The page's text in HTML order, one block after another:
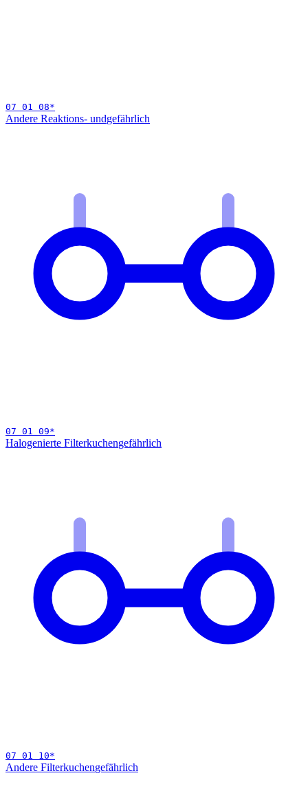
07 01 08*
Andere Reaktions- undgefährlich
07 01 09*
Halogenierte Filterkuchengefährlich
07 01 10*
Andere Filterkuchengefährlich